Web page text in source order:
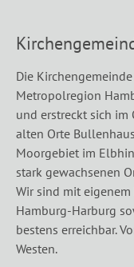
Die
Metropolregion
und erstreckt sich im
alten Orte
Moorgebiet im
stark gewachsenen
Wir sind mit
Hamburg-Harburg
bestens erreichbar.
Westen.